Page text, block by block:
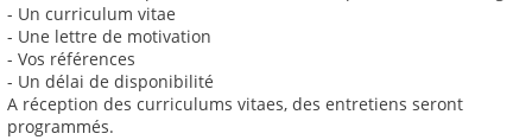
- Un curriculum vitae
- Une lettre de motivation
- Vos références
- Un délai de disponibilité
A réception des curriculums vitaes, des entretiens seront
programmés.